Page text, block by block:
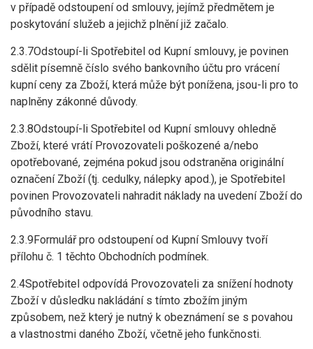
v případě odstoupení od smlouvy, jejímž předmětem je
poskytování služeb a jejichž plnění již začalo.
2.3.7Odstoupí-li Spotřebitel od Kupní smlouvy, je povinen
sdělit písemně číslo svého bankovního účtu pro vrácení
kupní ceny za Zboží, která může být ponížena, jsou-li pro to
naplněny zákonné důvody.
2.3.8Odstoupí-li Spotřebitel od Kupní smlouvy ohledně
Zboží, které vrátí Provozovateli poškozené a/nebo
opotřebované, zejména pokud jsou odstraněna originální
označení Zboží (tj. cedulky, nálepky apod.), je Spotřebitel
povinen Provozovateli nahradit náklady na uvedení Zboží do
původního stavu.
2.3.9Formulář pro odstoupení od Kupní Smlouvy tvoří
přílohu č. 1 těchto Obchodních podmínek.
2.4Spotřebitel odpovídá Provozovateli za snížení hodnoty
Zboží v důsledku nakládání s tímto zbožím jiným
způsobem, než který je nutný k obeznámení se s povahou
a vlastnostmi daného Zboží, včetně jeho funkčnosti.